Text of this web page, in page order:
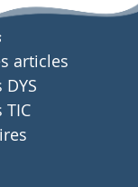
articles
TIC